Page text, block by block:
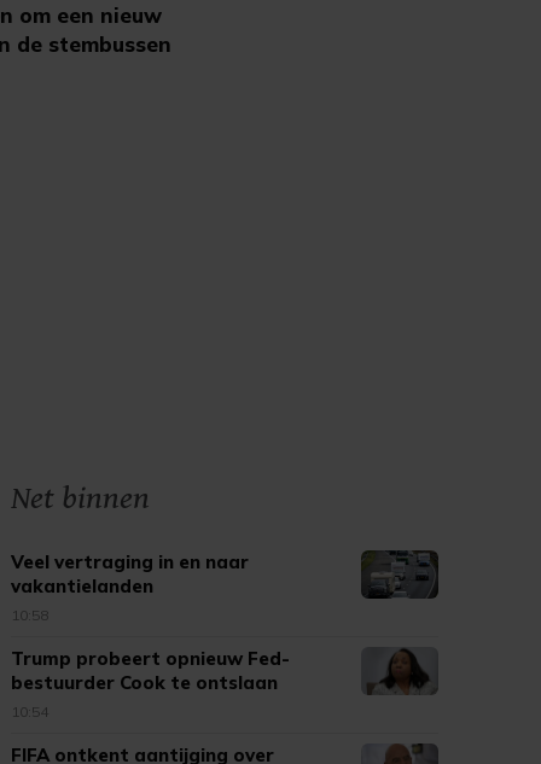
om een nieuw
de stembussen
Net binnen
Veel vertraging in en naar
vakantielanden
10:58
Trump probeert opnieuw Fed-
bestuurder Cook te ontslaan
10:54
FIFA ontkent aantijging over